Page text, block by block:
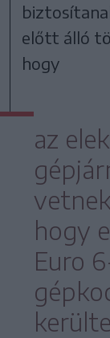
előtt álló
hogy
az
hogy
Euro